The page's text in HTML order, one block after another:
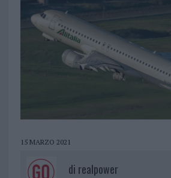
15 MARZO 2021
di realpower